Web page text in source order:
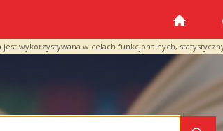
wykorzystywana w celach funkcjonalnych,